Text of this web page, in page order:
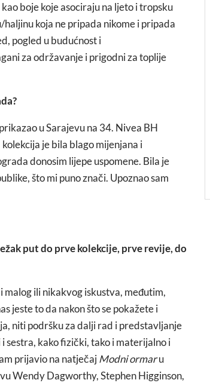
boje koje asociraju na ljeto i tropsku
koja ne pripada nikome i pripada
pogled u budućnost i
za održavanje i prigodni za toplije
u Sarajevu na 34. Nivea BH
je bila blago mijenjana i
donosim lijepe uspomene. Bila je
što mi puno znači. Upoznao sam
put do prve kolekcije, prve revije, do
malog ili nikakvog iskustva, međutim,
jeste to da nakon što se pokažete i
niti podršku za dalji rad i predstavljanje
sestra, kako fizički, tako i materijalno i
prijavio na natječajModni ormaru
Wendy Dagworthy, Stephen Higginson,